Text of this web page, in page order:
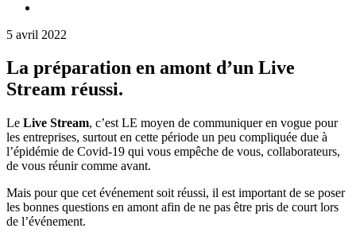
5 avril 2022
La préparation en amont d’un Live
Stream réussi.
Le Live Stream, c’est LE moyen de communiquer en vogue pour
les entreprises, surtout en cette période un peu compliquée due à
l’épidémie de Covid-19 qui vous empêche de vous, collaborateurs,
de vous réunir comme avant.
Mais pour que cet événement soit réussi, il est important de se poser
les bonnes questions en amont afin de ne pas être pris de court lors
de l’événement.